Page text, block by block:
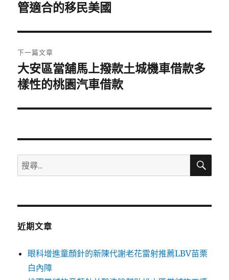
導
覽
一
文
章:
管適合的移民美國
下一篇文章
下
一
文
大安區當舖馬上撥款土城機車借款多
樣性的桃園汽車借款
搜
尋
鍵
搜
近期文章
眼科增進童顏針的新陳代謝老花雷射推薦LBV苗栗
白內障